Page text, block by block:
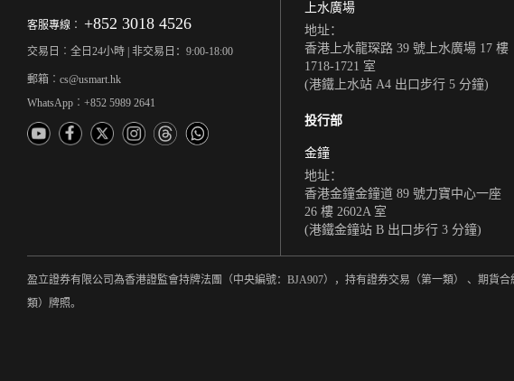
客服專線︰ +852 3018 4526
交易日︰全日24小時 | 非交易日：9:00-18:00
郵箱︰cs@usmart.hk
WhatsApp︰+852 5989 2641
上水廣場
地址：
香港上水龍琛路 39 號上水廣場 17 樓
1718-1721 室
(港鐵上水站 A4 出口步行 5 分鐘)
投行部
金鐘
地址：
香港金鐘金鐘道 89 號力寶中心一座
26 樓 2602A 室
(港鐵金鐘站 B 出口步行 3 分鐘)
盈立證券有限公司為香港證監會持牌法團（中央編號：BJA907），持有證券交易（第一類） 、期貨
類）牌照。